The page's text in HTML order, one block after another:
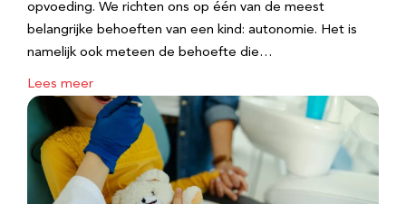
opvoeding. We richten ons op één van de meest
belangrijke behoeften van een kind: autonomie. Het is
namelijk ook meteen de behoefte die…
Lees meer